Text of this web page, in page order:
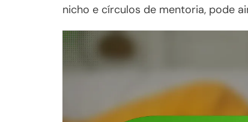
nicho e círculos de mentoria, pode